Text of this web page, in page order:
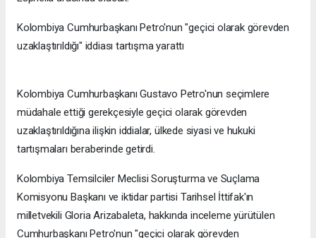
Kolombiya Cumhurbaşkanı Petro'nun "geçici olarak görevden
uzaklaştırıldığı" iddiası tartışma yarattı
Kolombiya Cumhurbaşkanı Gustavo Petro'nun seçimlere
müdahale ettiği gerekçesiyle geçici olarak görevden
uzaklaştırıldığına ilişkin iddialar, ülkede siyasi ve hukuki
tartışmaları beraberinde getirdi.
Kolombiya Temsilciler Meclisi Soruşturma ve Suçlama
Komisyonu Başkanı ve iktidar partisi Tarihsel İttifak'ın
milletvekili Gloria Arizabaleta, hakkında inceleme yürütülen
Cumhurbaşkanı Petro'nun "geçici olarak görevden